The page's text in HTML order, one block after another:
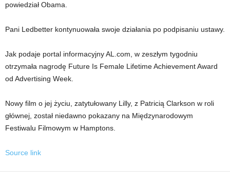
powiedział Obama.
Pani Ledbetter kontynuowała swoje działania po podpisaniu ustawy.
Jak podaje portal informacyjny AL.com, w zeszłym tygodniu
otrzymała nagrodę Future Is Female Lifetime Achievement Award
od Advertising Week.
Nowy film o jej życiu, zatytułowany Lilly, z Patricią Clarkson w roli
głównej, został niedawno pokazany na Międzynarodowym
Festiwalu Filmowym w Hamptons.
Source link